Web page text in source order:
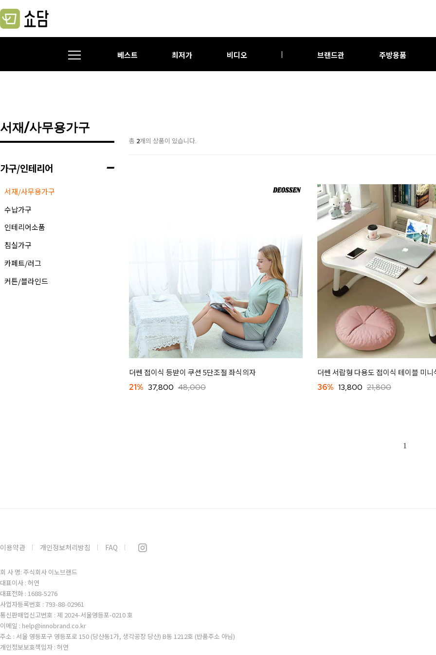
베스트 최저가 비디오 | 브랜드관 주방용품
서재/사무용가구
가구/인테리어
서재/사무용가구
수납가구
인테리어소품
침실가구
카페트/러그
커튼/블라인드
총 2개의 상품이 있습니다.
더쎈 접이식 등받이 쿠션 5단조절 좌식의자
21% 37,800 48,000
더쎈 서랍형 다용도 접이식 테이블 미니
36% 13,800 21,800
1
이용약관 개인정보처리방침 FAQ
회 사 명: 주식회사 이노브랜드
대표이사 : 허연
대표전화 : 1688-5276
사업자등록번호 : 793-88-02961
통신판매업신고번호 : 제 2024-서울영등포-0210 호
이메일 : help@innobrand.co.kr
주소 : 서울 영등포구 영등포로 150 (당산동1가, 생각공장 당산) B동 1212호 (반품주소 아님)
개인정보보호책임자 : 허연